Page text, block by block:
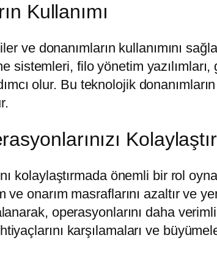
Kullanımı
ve donanımların kullanımını
filo yönetim
olur. Bu teknolojik
kolaylaştırmada önemli bir rol
onarım masraflarını azaltır ve
operasyonlarını daha
karşılamaları ve